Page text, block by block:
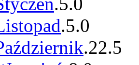
.5.0
.22.5